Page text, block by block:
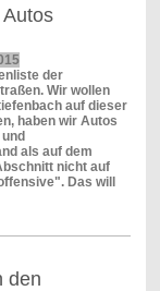
der
Wir wollen
auf dieser
haben wir Autos
als auf dem
nicht auf
Das will
den